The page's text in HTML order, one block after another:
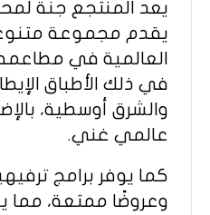
يعد المنتجع جنة
يقدم مجموعة
العالمية في
في ذلك الأطباق
والشرق أوسطية،
عالمي غني.
كما يوفر برامج
وعروضًا ممتعة، مما